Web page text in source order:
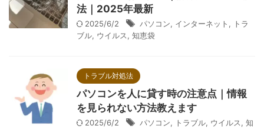
法｜2025年最新
2025/6/2 パソコン, インターネット , トラ
ブル, ウイルス, 知恵袋
トラブル対処法
パソコンを人に貸す時の注意点｜情報
を見られない方法教えます
2025/6/2 パソコン, トラブル, ウイルス, 知